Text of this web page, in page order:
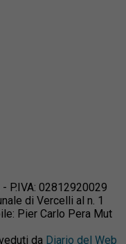
P.IVA: 02812920029
di Vercelli al n. 1
Pier Carlo Pera Mut
da Diario del Web